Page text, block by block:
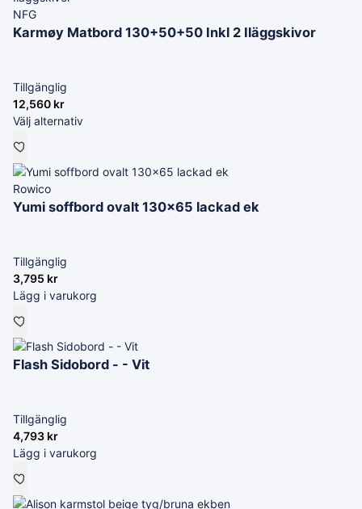
NFG
Karmøy Matbord 130+50+50 Inkl 2 Iläggskivor
Tillgänglig
12,560 kr
Välj alternativ
Rowico
Yumi soffbord ovalt 130x65 lackad ek
Tillgänglig
3,795 kr
Lägg i varukorg
Flash Sidobord - - Vit
Tillgänglig
4,793 kr
Lägg i varukorg